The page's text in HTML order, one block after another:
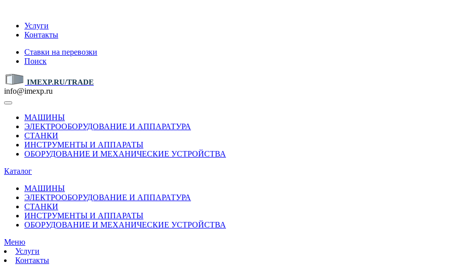
Услуги
Контакты
Ставки на перевозки
Поиск
IMEXP.RU/TRADE
info@imexp.ru
МАШИНЫ
ЭЛЕКТРООБОРУДОВАНИЕ И АППАРАТУРА
СТАНКИ
ИНСТРУМЕНТЫ И АППАРАТЫ
ОБОРУДОВАНИЕ И МЕХАНИЧЕСКИЕ УСТРОЙСТВА
Каталог
МАШИНЫ
ЭЛЕКТРООБОРУДОВАНИЕ И АППАРАТУРА
СТАНКИ
ИНСТРУМЕНТЫ И АППАРАТЫ
ОБОРУДОВАНИЕ И МЕХАНИЧЕСКИЕ УСТРОЙСТВА
Меню
Услуги
Контакты